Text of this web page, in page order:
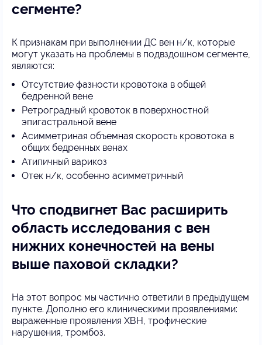
сегменте?
К признакам при выполнении ДС вен н/к, которые
могут указать на проблемы в подвздошном сегменте,
являются:
Отсутствие фазности кровотока в общей
бедренной вене
Ретроградный кровоток в поверхностной
эпигастральной вене
Асимметриная объемная скорость кровотока в
общих бедренных венах
Атипичный варикоз
Отек н/к, особенно асимметричный
Что сподвигнет Вас расширить
область исследования с вен
нижних конечностей на вены
выше паховой складки?
На этот вопрос мы частично ответили в предыдущем
пункте. Дополню его клиническими проявлениями:
выраженные проявления ХВН, трофические
нарушения, тромбоз.